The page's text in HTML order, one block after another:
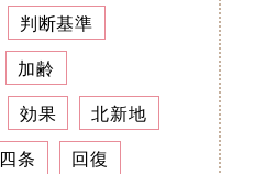
判断基準
加齢
効果
北新地
四条 回復